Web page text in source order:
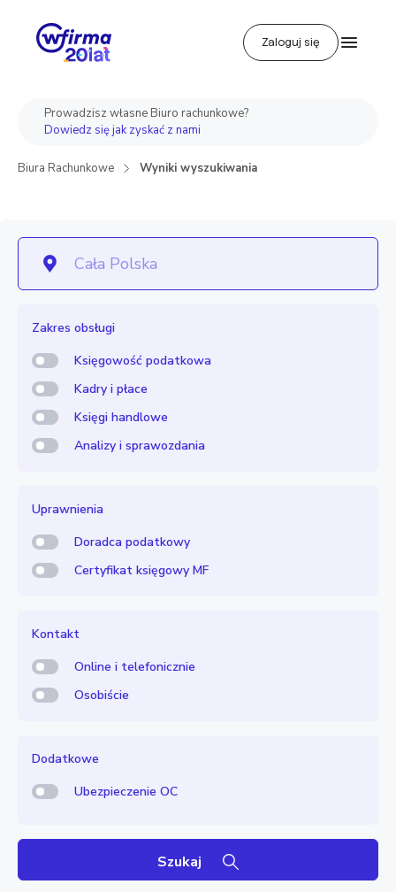
Zaloguj się
Biura Rachunkowe Wyniki wyszukiwania
Prowadzisz własne Biuro rachunkowe?
Dowiedz się jak zyskać z nami
Zakres obsługi
Księgowość podatkowa
Kadry i płace
Księgi handlowe
Analizy i sprawozdania
Uprawnienia
Doradca podatkowy
Certyfikat księgowy MF
Kontakt
Online i telefonicznie
Osobiście
Dodatkowe
Ubezpieczenie OC
Szukaj